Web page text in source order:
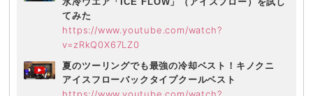
てみた
https://www.youtube.com/watch?
v=zRkQ0X67LZ0
夏のツーリングでも最強の冷却ベスト！キノクニ
アイスフローバックタイプクールベスト
https://www.youtube.com/watch?